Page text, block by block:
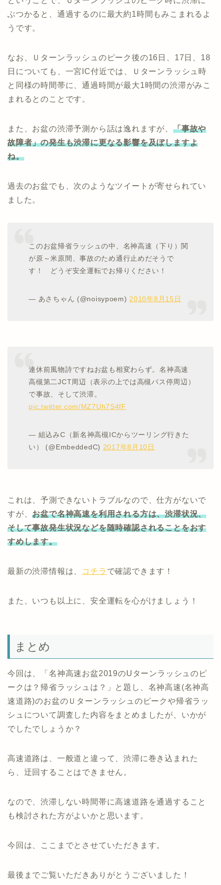
ぶつかると、通過するのに最大約1時間もみこまれるよ
うです。
なお、Ｕターンラッシュのピーク後の16日、17日、18
日についても、一宮IC付近では、Ｕターンラッシュ時
と同様の時間帯に、通過時間が最大1時間の渋滞がみこ
まれるとのことです。
また、お盆の渋滞予測から話は逸れますが、 「事故や
故障者」の発生も渋滞に更なる影響を及ぼしますよ
ね。
過去のお盆でも、次のようなツイートが寄せられてい
ました。
このお盆帰省ラッシュの中、名神高速（下り）関
が原～米原間、事故のため通行止めだそうで
す！ どうぞ安全運転でお帰りください！
— あさちゃん (@noisypoem) 2010年8月15日
連休前風物詩ですねお盆も相変わらず。名神高速
高槻第二JCT周辺（表示の上では高槻バス停周辺）
で事故、そして渋滞。
pic.twitter.com/MZ7Uh7S4fF
— 組込みC（新名神高槻ICからツーリング行きた
い） (@EmbeddedC) 2017年8月10日
これは、予測できないトラブルなので、仕方がないで
すが、お盆で名神高速を利用される方は、渋滞状況、
そして事故発生状況などを随時確認されることをおす
すめします。
最新の渋滞情報は、 コチラ で確認できます！
また、いつも以上に、安全運転を心がけましょう！
まとめ
今回は、「名神高速お盆2019のUターンラッシュのピ
ークは？帰省ラッシュは？」と題し、名神高速(名神高
速道路)のお盆のＵターンラッシュのピークや帰省ラッ
シュについて調査した内容をまとめましたが、いかが
でしたでしょうか？
高速道路は、一般道と違って、渋滞に巻き込まれた
ら、迂回することはできません。
なので、渋滞しない時間帯に高速道路を通過すること
も検討された方がよいかと思います。
今回は、ここまでとさせていただきます。
最後までご覧いただきありがとうございました！